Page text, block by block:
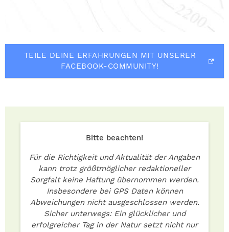
TEILE DEINE ERFAHRUNGEN MIT UNSERER
FACEBOOK-COMMUNITY!
Bitte beachten!
Für die Richtigkeit und Aktualität der Angaben
kann trotz größtmöglicher redaktioneller
Sorgfalt keine Haftung übernommen werden.
Insbesondere bei GPS Daten können
Abweichungen nicht ausgeschlossen werden.
Sicher unterwegs: Ein glücklicher und
erfolgreicher Tag in der Natur setzt nicht nur